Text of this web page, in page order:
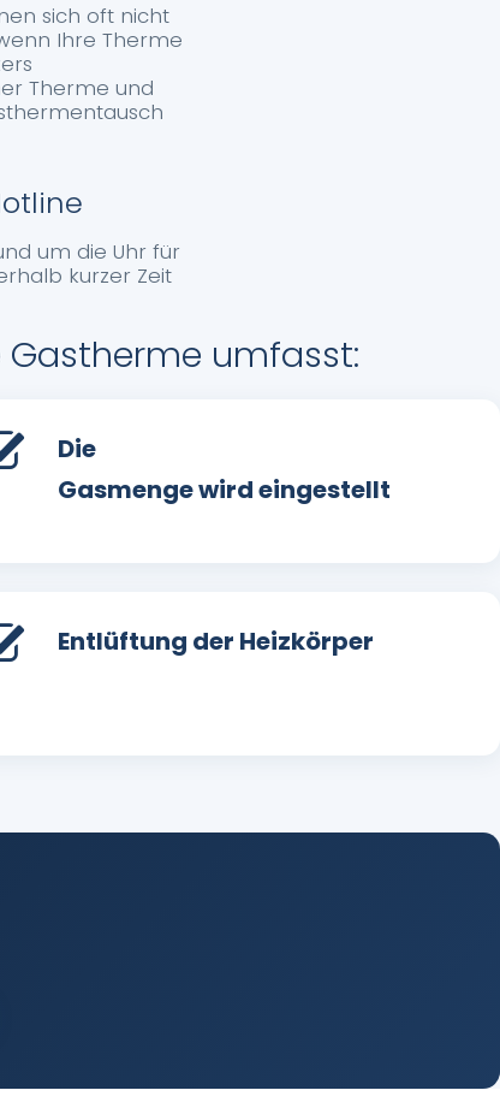
sich oft nicht
Ihre Therme
Therme und
um die Uhr für
kurzer Zeit
Gastherme umfasst:
Die
Gasmenge wird eingestellt
Entlüftung der Heizkörper